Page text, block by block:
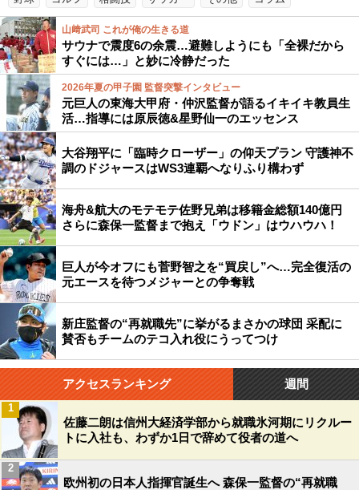
山﨑武司 これが俺の生きる道
サウナで震度6の余震…避難しようにも「全裸だから
すぐには…」と妙に冷静だった
2026年夏の甲子園 監督突撃インタビュー
元巨人の東海大甲府・仲沢監督が語るイキイキ教員生
活…指導には原辰徳&星野仙一のエッセンス
大谷翔平に「臨時クローザー」の仰天プラン 守護神不
調のドジャースはWS3連覇へなりふり構わず
海舟&航大のモテモテ佐野兄弟は移籍金総額140億円
さらに森保一監督まで抱え「ウドン」はウハウハ！
巨人が今オフにも菅野智之を“買戻し”へ…完全復活の
元エースを待つメジャーとの争奪戦
新庄監督の“再就職先”に挙がるまさかの球団 采配に
賛否もチームのテコ入れ役にうってつけ
アクセスランキング 週間
佐藤二朗は信州大経済学部から就職氷河期にリクルー
トに入社も、わずか1日で辞めて役者の道へ
1
欧州初の日本人指揮官誕生へ 森保一監督の“再就職
2